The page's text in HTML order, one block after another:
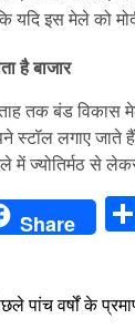
यदि इस मेले को
है बाजार
तक बंड विकास
स्टॉल लगाए
में ज्योतिर्मठ से
Share
पांच वर्षों के